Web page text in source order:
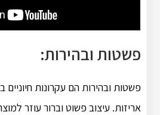
פשטות ובהירות:
פשטות ובהירות הם עקרונות חיוניים
אריזות. עיצוב פשוט וברור עוזר